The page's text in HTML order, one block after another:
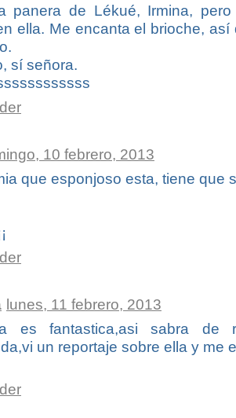
panera de Lékué, Irmina,
ella. Me encanta el brioche,
sí señora.
10 febrero, 2013
que esponjoso esta, tiene que
lunes, 11 febrero, 2013
es fantastica,asi sabra de
un reportaje sobre ella y me